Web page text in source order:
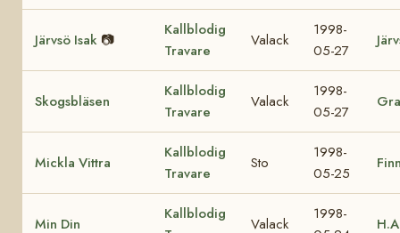
Järvsö Isak 📷
Kallblodig
Travare
Valack
1998-
05-27
Skogsbläsen
Kallblodig
Travare
Valack
1998-
05-27
Mickla Vittra
Kallblodig
Travare
Sto
1998-
05-25
Min Din
Kallblodig
Valack
1998-